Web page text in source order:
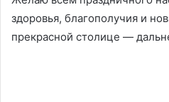
здоровья, благополучия и
прекрасной столице —